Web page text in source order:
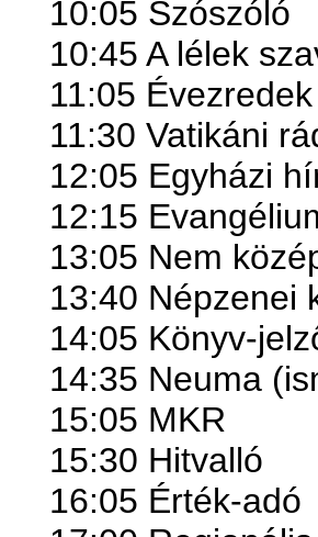
10:05 Szószóló
10:45 A lélek
11:05
11:30 Vatikáni
12:05 Egyházi
12:15
13:05 Nem
13:40 Népzenei
14:05 Könyv-
14:35 Neuma
15:05 MKR
15:30 Hitvalló
16:05 Érték-adó